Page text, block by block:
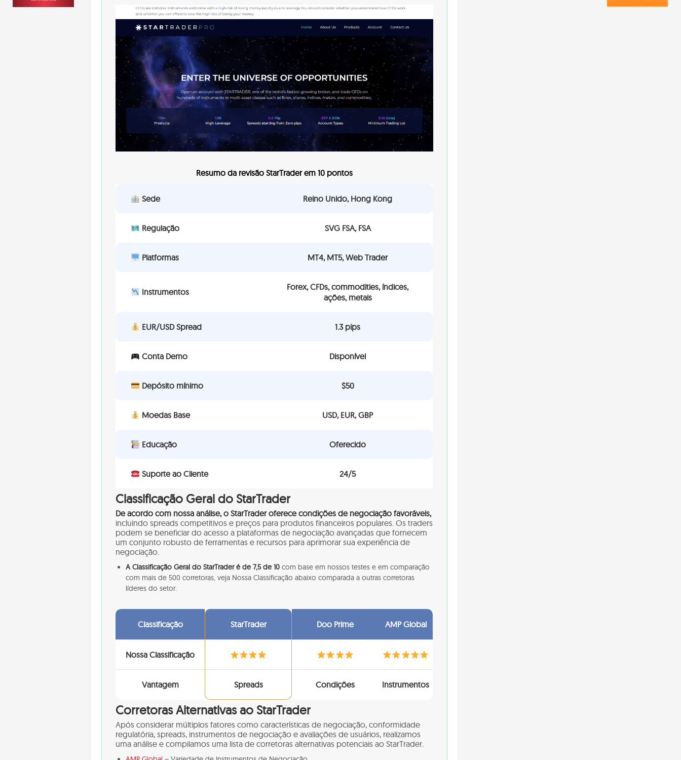
Resumo da revisão StarTrader em 10 pontos
Sede Reino Unido, Hong Kong
Regulação SVG FSA, FSA
Platformas MT4, MT5, Web Trader
Instrumentos
Forex, CFDs, commodities, índices,
ações, metais
EUR/USD Spread 1.3 pips
Conta Demo Disponível
Depósito mínimo $50
Moedas Base USD, EUR, GBP
Educação Oferecido
Suporte ao Cliente 24/5
Classificação Geral do StarTrader
De acordo com nossa análise, o StarTrader oferece condições de negociação favoráveis,
incluindo spreads competitivos e preços para produtos financeiros populares. Os traders
podem se beneficiar do acesso a plataformas de negociação avançadas que fornecem
um conjunto robusto de ferramentas e recursos para aprimorar sua experiência de
negociação.
A Classificação Geral do StarTrader é de 7,5 de 10 com base em nossos testes e em comparação
com mais de 500 corretoras, veja Nossa Classificação abaixo comparada a outras corretoras
líderes do setor.
Classificação StarTrader Doo Prime AMP Global
Nossa Classificação
Vantagem Spreads Condições Instrumentos
Corretoras Alternativas ao StarTrader
Após considerar múltiplos fatores como características de negociação, conformidade
regulatória, spreads, instrumentos de negociação e avaliações de usuários, realizamos
uma análise e compilamos uma lista de corretoras alternativas potenciais ao StarTrader.